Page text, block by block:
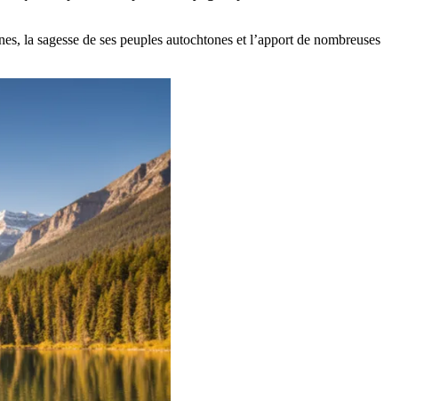
la sagesse de ses peuples autochtones et l’apport de nombreuses